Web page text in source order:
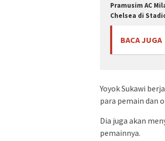
Pramusim AC
Chelsea di
BACA JUGA
Yoyok Sukawi
para pemain dan
Dia juga akan
pemainnya.